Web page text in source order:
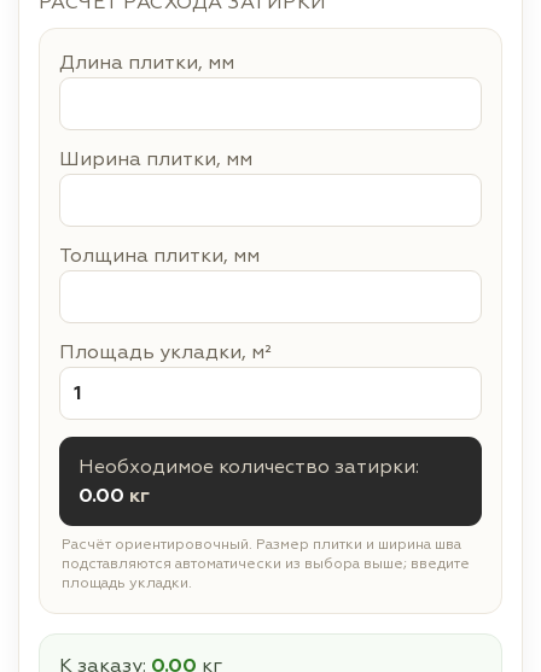
Длина плитки, мм
Ширина плитки, мм
Толщина плитки, мм
Площадь укладки, м²
Необходимое количество затирки:
0.00 кг
Расчёт ориентировочный. Размер плитки и ширина шва
подставляются автоматически из выбора выше; введите
площадь укладки.
К заказу: 0.00 кг